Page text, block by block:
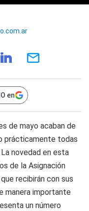
en
de mayo acaban de
prácticamente todas
novedad en esta
de la Asignación
recibirán con sus
manera importante
un número